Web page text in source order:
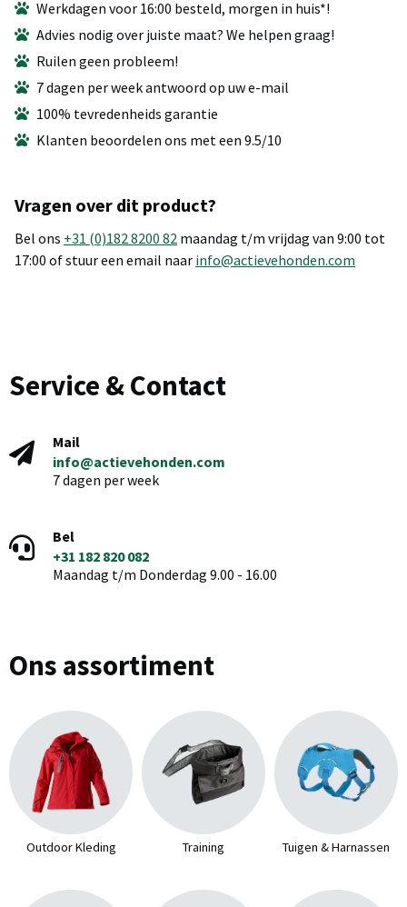
Werkdagen voor 16:00 besteld, morgen in huis*!
Advies nodig over juiste maat? We helpen graag!
Ruilen geen probleem!
7 dagen per week antwoord op uw e-mail
100% tevredenheids garantie
Klanten beoordelen ons met een 9.5/10
Vragen over dit product?
Bel ons +31 (0)182 8200 82 maandag t/m vrijdag van 9:00 tot
17:00 of stuur een email naar info@actievehonden.com
Service & Contact
Mail
info@actievehonden.com
7 dagen per week
Bel
+31 182 820 082
Maandag t/m Donderdag 9.00 - 16.00
Ons assortiment
Outdoor Kleding Training Tuigen & Harnassen